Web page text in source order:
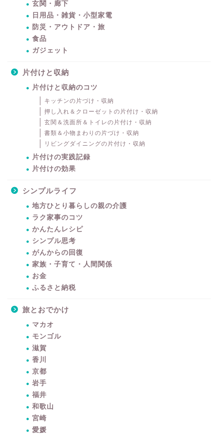
玄関・廊下
日用品・雑貨・小型家電
防災・アウトドア・旅
食品
ガジェット
片付けと収納
片付けと収納のコツ
キッチンの片づけ・収納
押し入れ＆クローゼットの片付け・収納
玄関＆洗面所＆トイレの片付け・収納
書類＆小物まわりの片づけ・収納
リビングダイニングの片付け・収納
片付けの実践記録
片付けの効果
シンプルライフ
地方ひとり暮らしの親の介護
ラク家事のコツ
かんたんレシピ
シンプル思考
がんからの回復
家族・子育て・人間関係
お金
ふるさと納税
旅とおでかけ
マカオ
モンゴル
滋賀
香川
京都
岩手
福井
和歌山
宮崎
愛媛